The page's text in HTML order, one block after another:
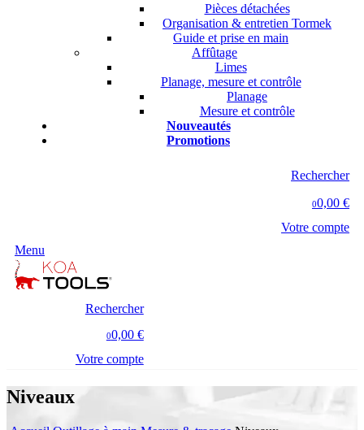
Pièces détachées
Organisation & entretien Tormek
Guide et prise en main
Affûtage
Limes
Planage, mesure et contrôle
Planage
Mesure et contrôle
Nouveautés
Promotions
Rechercher
00,00 €
Votre compte
Menu
Rechercher
00,00 €
Votre compte
Niveaux